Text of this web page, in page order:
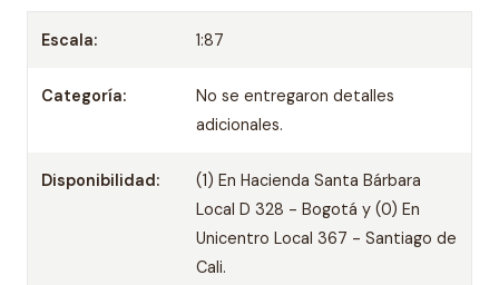
Escala: 1:87
Categoría:
No se entregaron detalles
adicionales.
Disponibilidad:
(1) En Hacienda Santa Bárbara
Local D 328 - Bogotá y (0) En
Unicentro Local 367 - Santiago de
Cali.